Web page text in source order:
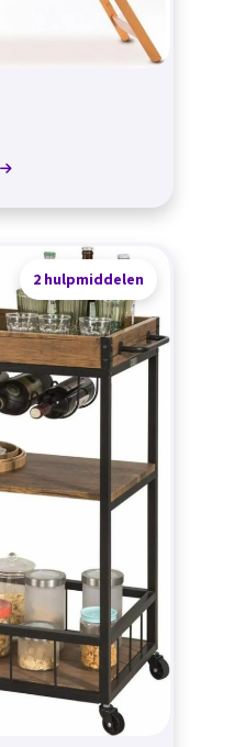
2 hulpmiddelen